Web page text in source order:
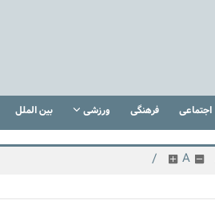
اجتماعی فرهنگی ورزشی بین الملل
A
/